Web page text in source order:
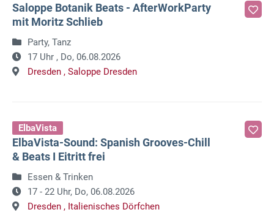
Saloppe Botanik Beats - AfterWorkParty
mit Moritz Schlieb
Party, Tanz
17 Uhr , Do, 06.08.2026
Dresden , Saloppe Dresden
ElbaVista
ElbaVista-Sound: Spanish Grooves-Chill
& Beats I Eitritt frei
Essen & Trinken
17 - 22 Uhr, Do, 06.08.2026
Dresden , Italienisches Dörfchen